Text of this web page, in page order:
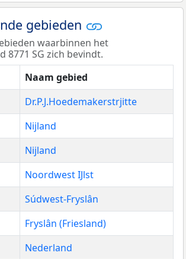
gebieden
waarbinnen het
8771 SG zich bevindt.
Naam gebied
Dr.P.J.Hoedemakerstrjitte
Nijland
Nijland
Noordwest IJlst
Súdwest-Fryslân
Fryslân (Friesland)
Nederland